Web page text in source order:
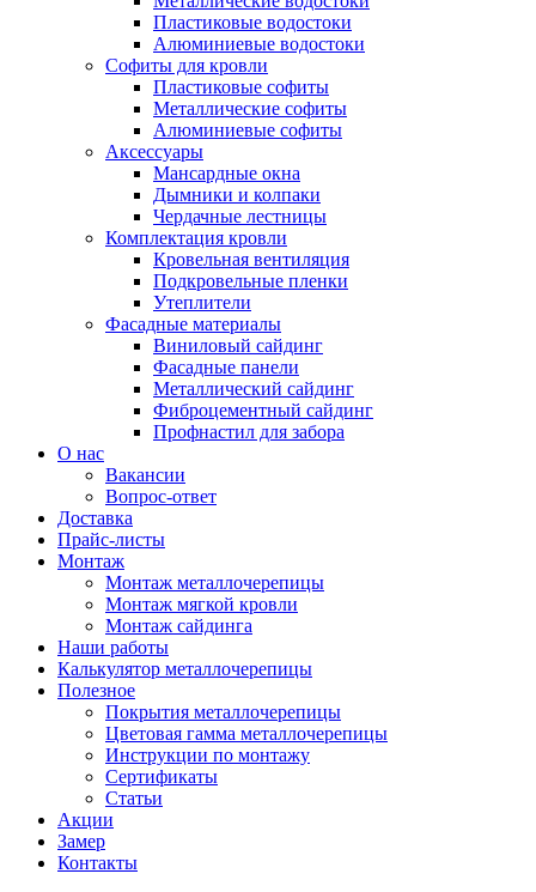
Пластиковые водостоки
Алюминиевые водостоки
Софиты для кровли
Пластиковые софиты
Металлические софиты
Алюминиевые софиты
Аксессуары
Мансардные окна
Дымники и колпаки
Чердачные лестницы
Комплектация кровли
Кровельная вентиляция
Подкровельные пленки
Утеплители
Фасадные материалы
Виниловый сайдинг
Фасадные панели
Металлический сайдинг
Фиброцементный сайдинг
Профнастил для забора
О нас
Вакансии
Вопрос-ответ
Доставка
Прайс-листы
Монтаж
Монтаж металлочерепицы
Монтаж мягкой кровли
Монтаж сайдинга
Наши работы
Калькулятор металлочерепицы
Полезное
Покрытия металлочерепицы
Цветовая гамма металлочерепицы
Инструкции по монтажу
Сертификаты
Статьи
Акции
Замер
Контакты